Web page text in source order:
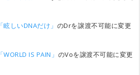
「眩しいDNAだけ」 のDrを譲渡不可能に変更
「WORLD IS PAIN」 のVoを譲渡不可能に変更